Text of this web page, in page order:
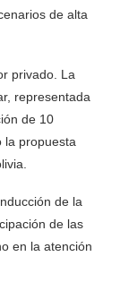
de alta
privado. La
representada
de 10
la propuesta
de la
de las
en la atención